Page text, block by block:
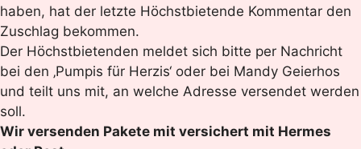
haben, hat der letzte Höchstbietende Kommentar den
Zuschlag bekommen.
Der Höchstbietenden meldet sich bitte per Nachricht
bei den ‚Pumpis für Herzis‘ oder bei Mandy Geierhos
und teilt uns mit, an welche Adresse versendet werden
soll.
Wir versenden Pakete mit versichert mit Hermes